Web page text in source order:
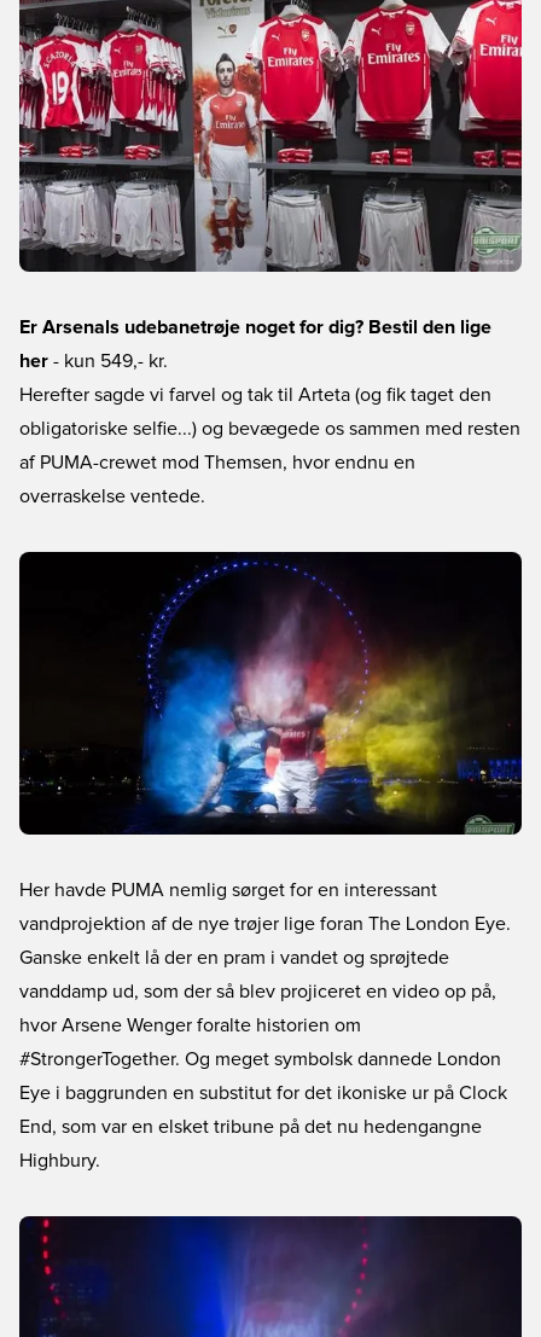
Er Arsenals udebanetrøje noget for dig? Bestil den lige
her - kun 549,- kr.
Herefter sagde vi farvel og tak til Arteta (og fik taget den
obligatoriske selfie...) og bevægede os sammen med resten
af PUMA-crewet mod Themsen, hvor endnu en
overraskelse ventede.
Her havde PUMA nemlig sørget for en interessant
vandprojektion af de nye trøjer lige foran The London Eye.
Ganske enkelt lå der en pram i vandet og sprøjtede
vanddamp ud, som der så blev projiceret en video op på,
hvor Arsene Wenger foralte historien om
#StrongerTogether. Og meget symbolsk dannede London
Eye i baggrunden en substitut for det ikoniske ur på Clock
End, som var en elsket tribune på det nu hedengangne
Highbury.